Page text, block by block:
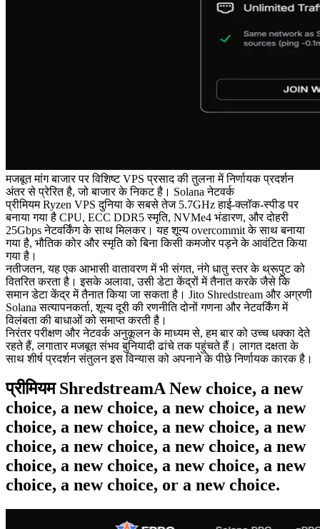
मजबूत मांग बाजार पर विशिष्ट VPS प्रसाद की तुलना में निर्णायक प्रदर्शन
अंतर से प्रेरित है, जो बाजार के निकट है। Solana नेटवर्क
प्रीमियम Ryzen VPS दुनिया के सबसे तेज 5.7GHz हाई-क्लॉक-स्पीड पर
बनाया गया है CPU, ECC DDR5 स्मृति, NVMe4 भंडारण, और दोहरी
25Gbps नेटवर्किंग के साथ मिलकर। यह शून्य overcommit के साथ बनाया
गया है, भौतिक कोर और स्मृति को बिना किसी कमजोर पड़ने के आवंटित किया
गया है।
नतीजतन, यह एक आभासी वातावरण में भी संगत, नंगे धातु स्तर के थ्रूपुट को
वितरित करता है। इसके अलावा, उसी डेटा केंद्रों में तैनात करके जैसे कि
समान डेटा केंद्र में तैनात किया जा सकता है। Jito Shredstream और अग्रणी
Solana सत्यापनकर्ता, शून्य दूरी की रणनीति दोनों गणना और नेटवर्किंग में
विलंबता की बाधाओं को समाप्त करती है।
निरंतर परीक्षण और नेटवर्क अनुकूलन के माध्यम से, हम बार को उच्च धक्का देते
रहते हैं, लगातार मजबूत संभव बुनियादी ढांचे तक पहुंचते हैं। लागत दक्षता के
साथ शीर्ष प्रदर्शन संतुलन इस विन्यास को अपनाने के पीछे निर्णायक कारक है।
प्रीमियम ShredstreamA New choice, a new
choice, a new choice, a new choice, a new
choice, a new choice, a new choice, a new
choice, a new choice, a new choice, a new
choice, a new choice, a new choice, a new
choice, a new choice, or a new choice.